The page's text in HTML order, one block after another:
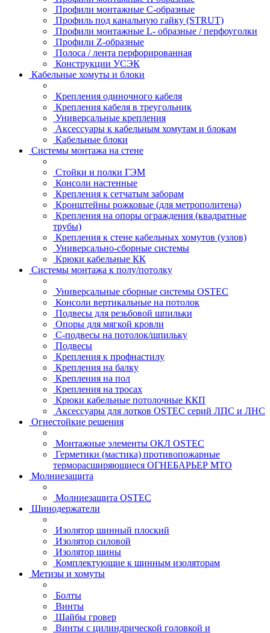
Профили монтажные C-образные
Профиль под канальную гайку (STRUT)
Профили монтажные L- образные / перфоуголки
Профили Z-образные
Полоса / лента перфорированная
Конструкции УСЭК
Кабельные хомуты и блоки
Крепления одиночного кабеля
Крепления кабеля в треугольник
Универсальные крепления
Аксессуары к кабельным хомутам и блокам
Кабельные блоки
Системы монтажа на стене
Стойки и полки ГЭМ
Консоли настенные
Крепления к сетчатым заборам
Кронштейны рожковые (для метрополитена)
Крепления на опоры ограждения (квадратные
трубы)
Крепления к стене кабельных хомутов (узлов)
Универсально-сборные системы
Крюки кабельные КК
Системы монтажа к полу/потолку
Универсальные сборные системы OSTEC
Консоли вертикальные на потолок
Подвесы для резьбовой шпильки
Опоры для мягкой кровли
С-подвесы на потолок/шпильку
Подвесы
Крепления к профнастилу
Крепления на балку
Крепления на пол
Крепления на тросах
Крюки кабельные потолочные ККП
Аксессуары для лотков OSTEC серий ЛПС и ЛНС
Огнестойкие решения
Монтажные элементы ОКЛ OSTEC
Герметики (мастика) противопожарные
терморасширяющиеся ОГНЕБАРЬЕР МТО
Молниезащита
Молниезащита OSTEC
Шинодержатели
Изолятор шинный плоский
Изолятор силовой
Изолятор шины
Комплектующие к шинным изоляторам
Метизы и хомуты
Болты
Винты
Шайбы гровер
Винты с цилиндрической головкой и